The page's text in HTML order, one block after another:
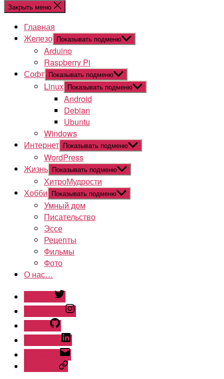
Закрыть меню
Главная
Железо Показывать подменю
Arduino
Raspberry Pi
Софт Показывать подменю
Linux Показывать подменю
Android
Debian
Ubuntu
Windows
Интернет Показывать подменю
WordPress
Жизнь Показывать подменю
ХитроМудрости
Хобби Показывать подменю
Умный дом
Писательство
Эссе
Рецепты
Фильмы
Фото
О нас…